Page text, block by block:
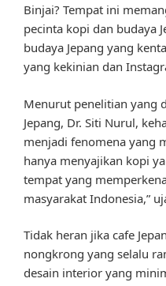
Binjai? Tempat ini
pecinta kopi dan budaya
budaya Jepang yang
yang kekinian dan
Menurut penelitian yang
Jepang, Dr. Siti Nurul,
menjadi fenomena yang
hanya menyajikan kopi
tempat yang
masyarakat Indonesia,”
Tidak heran jika cafe
nongkrong yang selalu
desain interior yang